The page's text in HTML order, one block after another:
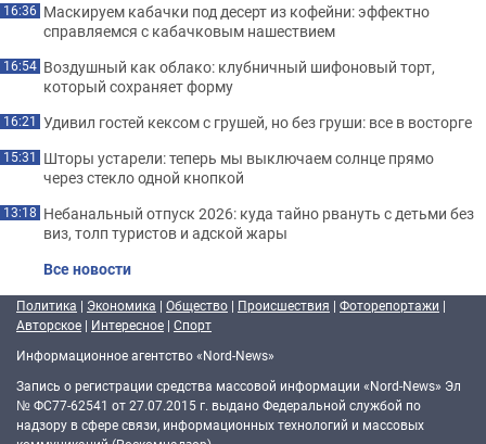
16:36 Маскируем кабачки под десерт из кофейни: эффектно
справляемся с кабачковым нашествием
16:54 Воздушный как облако: клубничный шифоновый торт,
который сохраняет форму
16:21 Удивил гостей кексом с грушей, но без груши: все в восторге
15:31 Шторы устарели: теперь мы выключаем солнце прямо
через стекло одной кнопкой
13:18 Небанальный отпуск 2026: куда тайно рвануть с детьми без
виз, толп туристов и адской жары
Все новости
Политика | Экономика | Общество | Происшествия | Фоторепортажи |
Авторское | Интересное | Спорт
Информационное агентство «Nord-News»
Запись о регистрации средства массовой информации «Nord-News» Эл
№ ФС77-62541 от 27.07.2015 г. выдано Федеральной службой по
надзору в сфере связи, информационных технологий и массовых